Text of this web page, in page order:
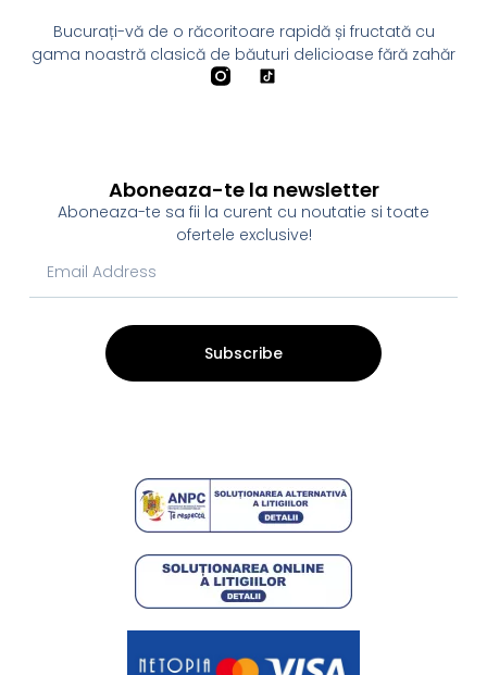
Bucurați-vă de o răcoritoare rapidă și fructată cu
gama noastră clasică de băuturi delicioase fără zahăr
Aboneaza-te la newsletter
Aboneaza-te sa fii la curent cu noutatie si toate
ofertele exclusive!
Subscribe